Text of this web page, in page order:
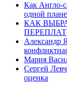
Как Англо-
одной
КАК
ПЕРЕПЛАТ
Александр
Мария
Сергей
оценка